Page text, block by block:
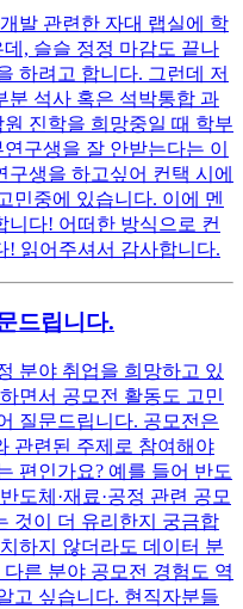
발 관련한 자대 랩실에 학
, 슬슬 정정 마감도 끝나
하려고 합니다. 그런데 저
분 석사 혹은 석박통합 과
진학을 희망중일 때 학부
구생을 잘 안받는다는 이
생을 하고싶어 컨택 시에
민중에 있습니다. 이에 멘
니다! 어떠한 방식으로 컨
! 읽어주셔서 감사합니다.
드립니다.
분야 취업을 희망하고 있
면서 공모전 활동도 고민
질문드립니다. 공모전은
관련된 주제로 참여해야
편인가요? 예를 들어 반도
도체·재료·공정 관련 공모
것이 더 유리한지 궁금합
하지 않더라도 데이터 분
른 분야 공모전 경험도 역
고 싶습니다. 현직자분들